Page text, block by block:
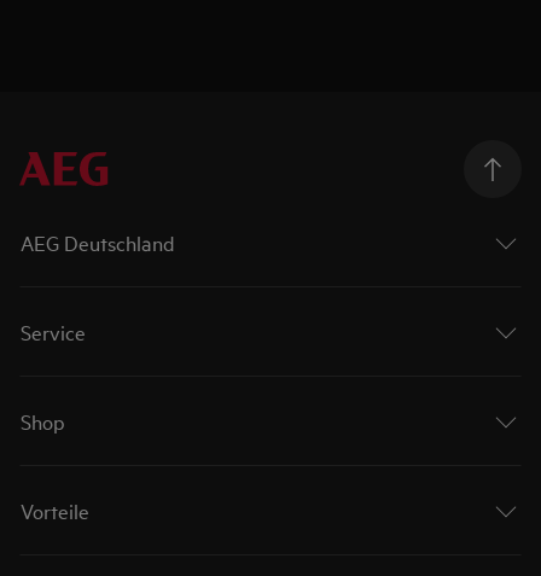
AEG Deutschland
Service
Shop
Vorteile